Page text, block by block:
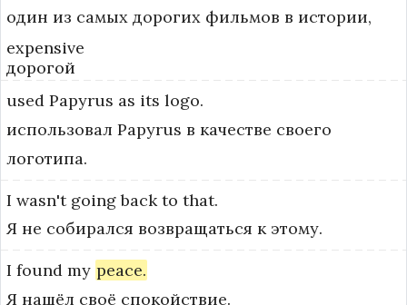
один из самых дорогих фильмов в истории,
expensive
дорогой
used Papyrus as its logo.
использовал Papyrus в качестве своего
логотипа.
I wasn't going back to that.
Я не собирался возвращаться к этому.
I found my peace.
Я нашёл своё спокойствие.